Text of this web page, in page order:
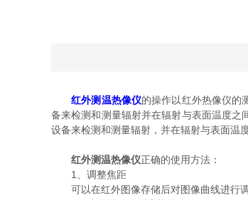
红外测温热像仪的操作以红外热像仪的
备来检测和测量辐射并在辐射与表面温度
设备来检测和测量辐射，并在辐射与表面温
红外测温热像仪正确的使用方法：
1、调整焦距
可以在红外图像存储后对图像曲线进行调